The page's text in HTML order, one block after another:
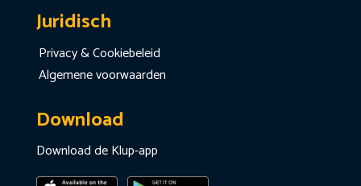
Juridisch
Privacy & Cookiebeleid
Algemene voorwaarden
Download
Download de Klup-app